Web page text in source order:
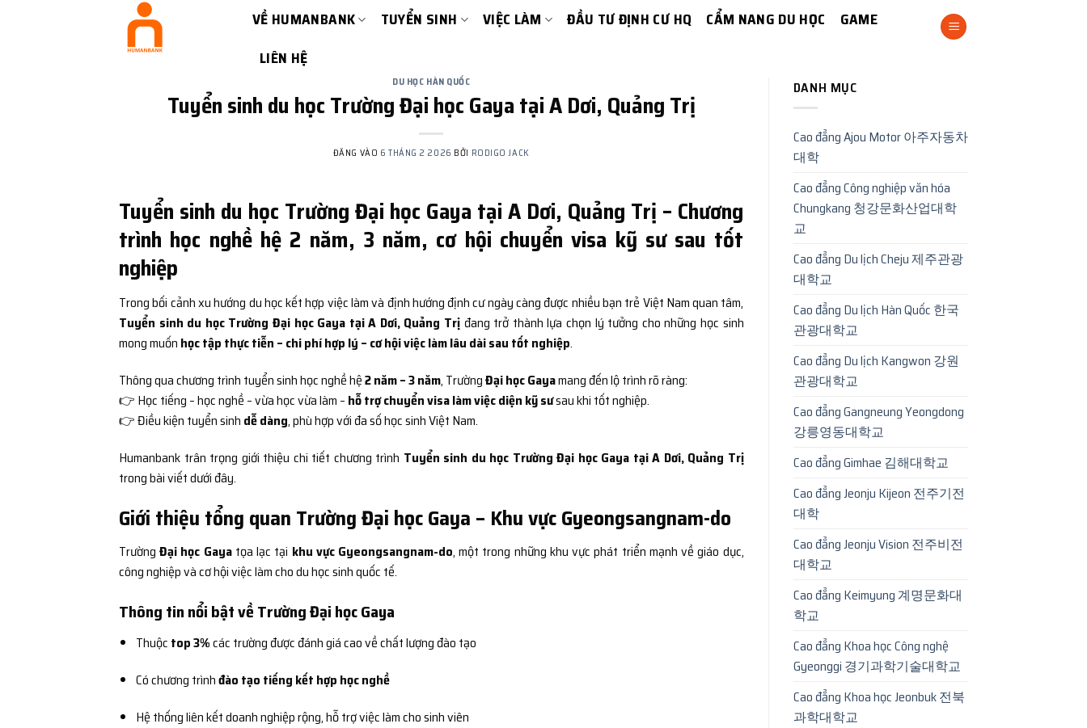
VỀ HUMANBANK TUYỂN SINH VIỆC LÀM ĐẦU TƯ ĐỊNH CƯ HQ CẨM NANG DU HỌC
GAME
LIÊN HỆ
DU HỌC HÀN QUỐC
Tuyển sinh du học Trường Đại học Gaya tại A Dơi, Quảng Trị
ĐĂNG VÀO 6 THÁNG 2 2026 BỞI RODIGO JACK
Tuyển sinh du học Trường Đại học Gaya tại A Dơi, Quảng Trị – Chương
trình học nghề hệ 2 năm, 3 năm, cơ hội chuyển visa kỹ sư sau tốt
nghiệp
Trong bối cảnh xu hướng du học kết hợp việc làm và định hướng định cư ngày càng được nhiều bạn trẻ Việt Nam quan tâm,
Tuyển sinh du học Trường Đại học Gaya tại A Dơi, Quảng Trị đang trở thành lựa chọn lý tưởng cho những học sinh
mong muốn học tập thực tiễn – chi phí hợp lý – cơ hội việc làm lâu dài sau tốt nghiệp.
Thông qua chương trình tuyển sinh học nghề hệ2 năm – 3 năm, TrườngĐại học Gayamang đến lộ trình rõ ràng:
👉 Học tiếng – học nghề – vừa học vừa làm – hỗ trợ chuyển visa làm việc diện kỹ sưsau khi tốt nghiệp.
👉 Điều kiện tuyển sinh dễ dàng, phù hợp với đa số học sinh Việt Nam.
Humanbank trân trọng giới thiệu chi tiết chương trình Tuyển sinh du học Trường Đại học Gaya tại A Dơi, Quảng Trị
trong bài viết dưới đây.
Giới thiệu tổng quan Trường Đại học Gaya – Khu vực Gyeongsangnam-do
TrườngĐại học Gayatọa lạc tại khu vực Gyeongsangnam-do, một trong những khu vực phát triển mạnh về giáo dục,
công nghiệp và cơ hội việc làm cho du học sinh quốc tế.
Thông tin nổi bật về Trường Đại học Gaya
Thuộc top 3%các trường được đánh giá cao về chất lượng đào tạo
Có chương trìnhđào tạo tiếng kết hợp học nghề
Hệ thống liên kết doanh nghiệp rộng, hỗ trợ việc làm cho sinh viên
DANH MỤC
Cao đẳng Ajou Motor 아주자동차
대학
Cao đẳng Công nghiệp văn hóa
Chungkang 청강문화산업대학
교
Cao đẳng Du lịch Cheju 제주관광
대학교
Cao đẳng Du lịch Hàn Quốc 한국
관광대학교
Cao đẳng Du lịch Kangwon 강원
관광대학교
Cao đẳng Gangneung Yeongdong
강릉영동대학교
Cao đẳng Gimhae 김해대학교
Cao đẳng Jeonju Kijeon 전주기전
대학
Cao đẳng Jeonju Vision 전주비전
대학교
Cao đẳng Keimyung 계명문화대
학교
Cao đẳng Khoa học Công nghệ
Gyeonggi 경기과학기술대학교
Cao đẳng Khoa học Jeonbuk 전북
과학대학교